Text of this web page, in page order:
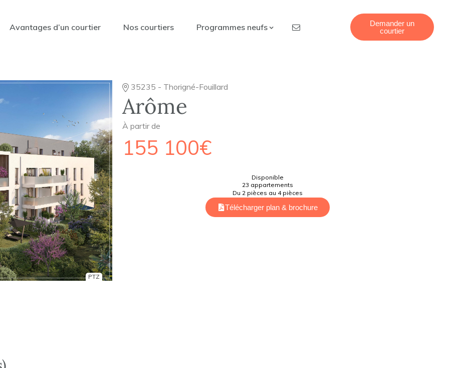
Avantages d’un courtier Nos courtiers Programmes neufs
Demander un
courtier
PTZ
35235 - Thorigné-Fouillard
Arôme
À partir de
155 100€
Disponible
23 appartements
Du 2 pièces au 4 pièces
Télécharger plan & brochure